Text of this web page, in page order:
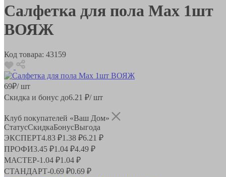
Салфетка для пола Max 1шт
ВОЯЖ
Код товара: 43159
69₽/ шт
Скидка и бонус до6.21 ₽/ шт
Клуб покупателей «Ваш Дом»
СтатусСкидкаБонусВыгода
ЭКСПЕРТ4.83 ₽1.38 ₽6.21 ₽
ПРОФИ3.45 ₽1.04 ₽4.49 ₽
МАСТЕР-1.04 ₽1.04 ₽
СТАНДАРТ-0.69 ₽0.69 ₽